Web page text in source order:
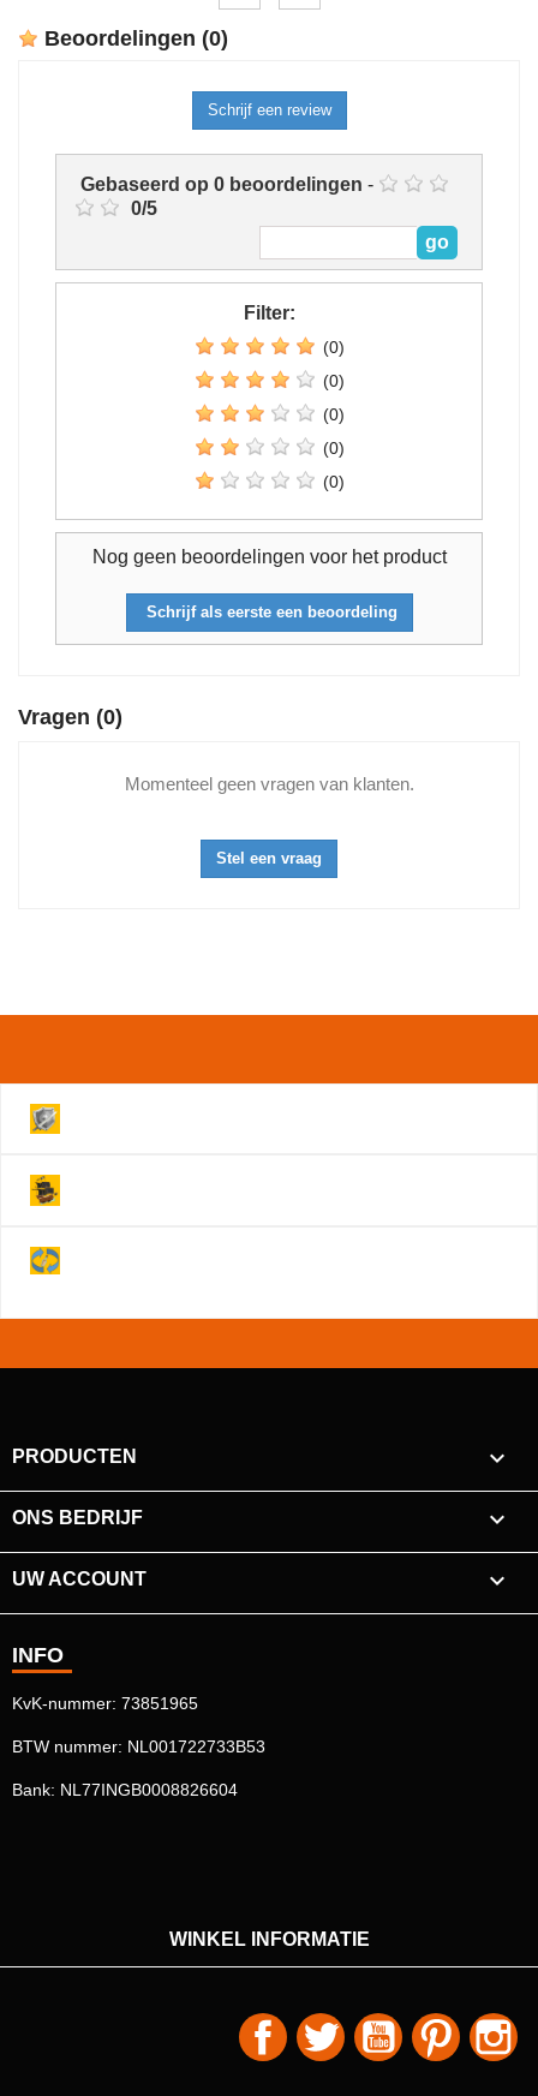
Beoordelingen (0)
Schrijf een review
Gebaseerd op 0 beoordelingen -
0/5
Filter:
(0)
(0)
(0)
(0)
(0)
Nog geen beoordelingen voor het product
Schrijf als eerste een beoordeling
Vragen (0)
Momenteel geen vragen van klanten.
Stel een vraag
PRODUCTEN 
ONS BEDRIJF 
UW ACCOUNT 
INFO
KvK-nummer: 73851965
BTW nummer: NL001722733B53
Bank: NL77INGB0008826604
WINKEL INFORMATIE
FacebookTwitter YouTube Pinterest